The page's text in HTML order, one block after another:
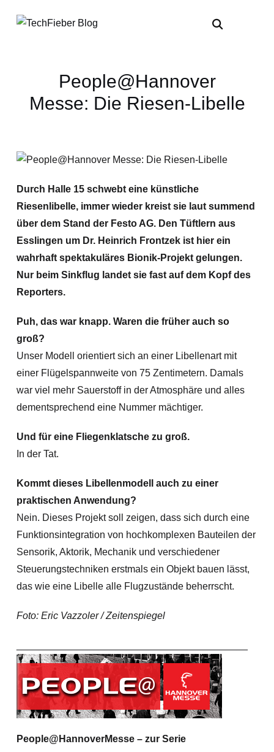
People@Hannover
Messe: Die Riesen-Libelle
Durch Halle 15 schwebt eine künstliche
Riesenlibelle, immer wieder kreist sie laut summend
über dem Stand der Festo AG. Den Tüftlern aus
Esslingen um Dr. Heinrich Frontzek ist hier ein
wahrhaft spektakuläres Bionik-Projekt gelungen.
Nur beim Sinkflug landet sie fast auf dem Kopf des
Reporters.
Puh, das war knapp. Waren die früher auch so
groß?
Unser Modell orientiert sich an einer Libellenart mit
einer Flügelspannweite von 75 Zentimetern. Damals
war viel mehr Sauerstoff in der Atmosphäre und alles
dementsprechend eine Nummer mächtiger.
Und für eine Fliegenklatsche zu groß.
In der Tat.
Kommt dieses Libellenmodell auch zu einer
praktischen Anwendung?
Nein. Dieses Projekt soll zeigen, dass sich durch eine
Funktionsintegration von hochkomplexen Bauteilen der
Sensorik, Aktorik, Mechanik und verschiedener
Steuerungstechniken erstmals ein Objekt bauen lässt,
das wie eine Libelle alle Flugzustände beherrscht.
Foto: Eric Vazzoler / Zeitenspiegel
People@HannoverMesse – zur Serie